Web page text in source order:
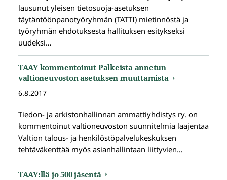
lausunut yleisen tietosuoja-asetuksen
täytäntöönpanotyöryhmän (TATTI) mietinnöstä ja
työryhmän ehdotuksesta hallituksen esitykseksi
uudeksi…
TAAY kommentoinut Palkeista annetun
valtioneuvoston asetuksen muuttamista
6.8.2017
Tiedon- ja arkistonhallinnan ammattiyhdistys ry. on
kommentoinut valtioneuvoston suunnitelmia laajentaa
Valtion talous- ja henkilöstöpalvelukeskuksen
tehtäväkenttää myös asianhallintaan liittyvien…
TAAY:llä jo 500 jäsentä